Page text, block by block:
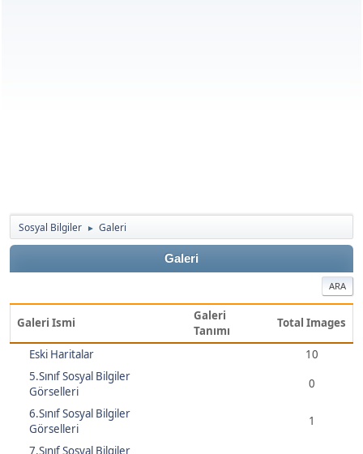
Sosyal Bilgiler ► Galeri
Galeri
ARA
Galeri Ismi
Galeri
Tanımı
Total Images
Eski Haritalar
10
5.Sınıf Sosyal Bilgiler
Görselleri
0
6.Sınıf Sosyal Bilgiler
Görselleri
1
7.Sınıf Sosyal Bilgiler